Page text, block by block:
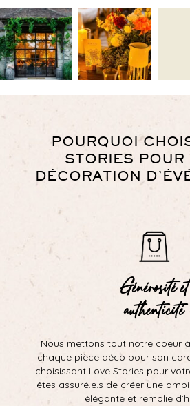
POURQUOI
STORIES POUR
DÉCORATION
Générosité et
authenticité
Nous mettons tout notre coeur
chaque pièce déco pour son
choisissant Love Stories pour
êtes assuré.e.s de créer une
élégante et remplie